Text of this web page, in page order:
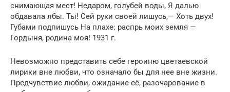
снимающая мест! Недаром, голубей воды, Я далью
обдавала лбы. Ты! Сей руки своей лишусь,— Хоть двух!
Губами подпишусь На плахе: распрь моих земля —
Гордыня, родина моя! 1931 г.
Невозможно представить себе героиню цветаевской
лирики вне любви, что означало бы для нее вне жизни.
Предчувствие любви, ожидание её, разочарование в